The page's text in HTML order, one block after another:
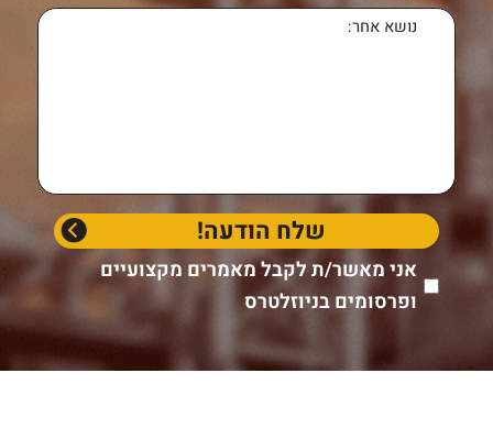
אני מאשר/ת לקבל מאמרים מקצועיים
ופרסומים בניוזלטרס